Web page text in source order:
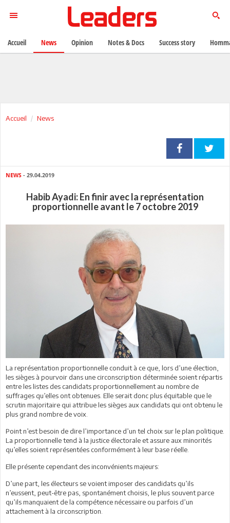
Accueil News
NEWS - 29.04.2019
Habib Ayadi: En finir avec la représentation
proportionnelle avant le 7 octobre 2019
La représentation proportionnelle conduit à ce que, lors d’une élection,
les sièges à pourvoir dans une circonscription déterminée soient répartis
entre les listes des candidats proportionnellement au nombre de
suffrages qu’elles ont obtenues. Elle serait donc plus équitable que le
scrutin majoritaire qui attribue les sièges aux candidats qui ont obtenu le
plus grand nombre de voix.
Point n’est besoin de dire l’importance d’un tel choix sur le plan politique.
La proportionnelle tend à la justice électorale et assure aux minorités
qu’elles soient représentées conformément à leur base réelle.
Elle présente cependant des inconvénients majeurs:
D’une part, les électeurs se voient imposer des candidats qu’ils
n’eussent, peut-être pas, spontanément choisis, le plus souvent parce
qu’ils manquaient de la compétence nécessaire ou parfois d’un
attachement à la circonscription.
Accueil News Opinion Notes & Docs Success story